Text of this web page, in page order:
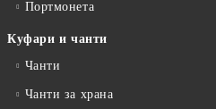
Портмонета
Куфари и чанти
Чанти
Чанти за храна